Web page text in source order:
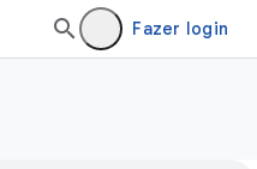
Fazer login